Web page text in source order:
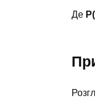
Де